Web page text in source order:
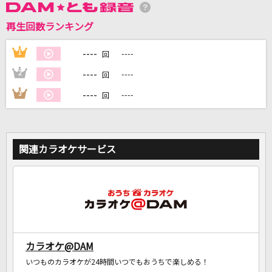
再生回数ランキング
1 ---- 回 ----
2 ---- 回 ----
3 ---- 回 ----
関連カラオケサービス
カラオケ@DAM
いつものカラオケが24時間いつでもおうちで楽しめる！